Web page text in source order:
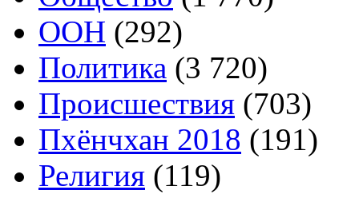
ООН (292)
Политика (3 720)
Происшествия (703)
Пхёнчхан 2018 (191)
Религия (119)